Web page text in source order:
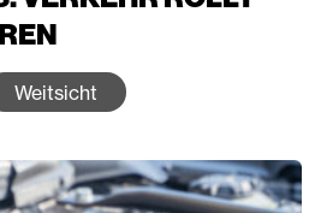
Weitsicht